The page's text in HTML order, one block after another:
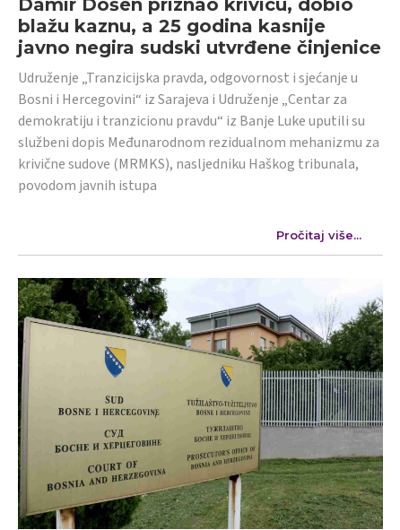
blažu kaznu, a 25 godina kasnije
javno negira sudski utvrđene činjenice
Udruženje „Tranzicijska pravda, odgovornost i sjećanje u
Bosni i Hercegovini“ iz Sarajeva i Udruženje „Centar za
demokratiju i tranzicionu pravdu“ iz Banje Luke uputili su
službeni dopis Međunarodnom rezidualnom mehanizmu za
krivične sudove (MRMKS), nasljedniku Haškog tribunala,
povodom javnih istupa
Pročitaj više...